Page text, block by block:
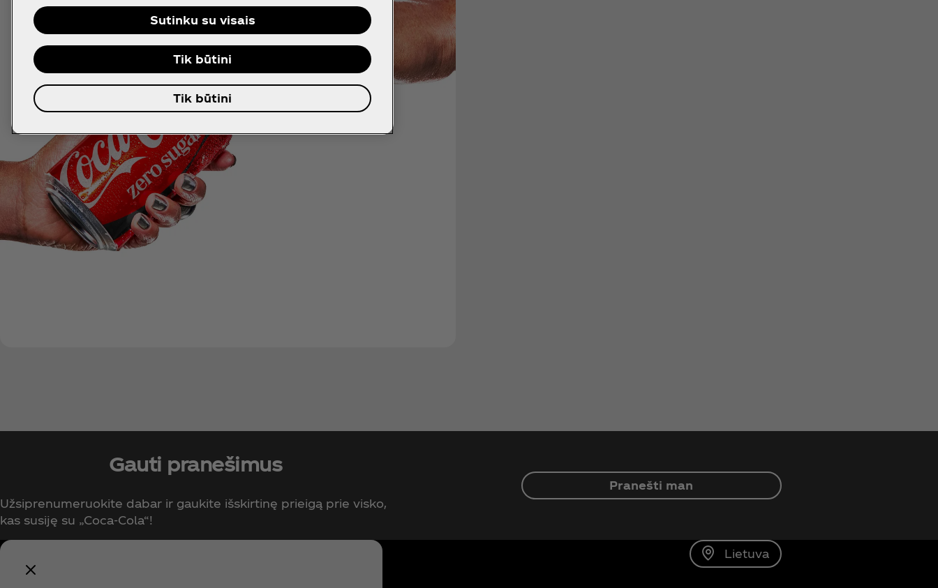
Gauti pranešimus
Užsiprenumeruokite dabar ir gaukite išskirtinę prieigą prie visko,
kas susiję su „Coca‑Cola“!
Pranešti man
Lietuva
Sutinku su visais
Tik būtini
Tik būtini